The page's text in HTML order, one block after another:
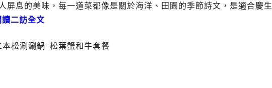
屏息的美味，每一道菜都像是關於海洋、田園的季節詩文，是適合慶
讀二訪全文